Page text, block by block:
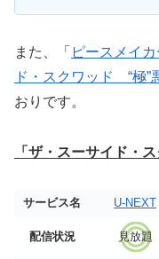
また、「 ピースメイカ
ド・スクワッド “極”
おりです。
「ザ・スーサイド・
サービス名 U-NEXT
配信状況 見放題